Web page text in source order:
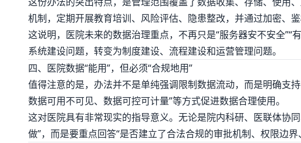
机制，定期开展教育培训、风险评估、隐患整改，并通过加密、
这说明，医院未来的数据治理重点，不再只是“服务器安不安全
系统建设问题，转变为制度建设、流程建设和运营管理问题。
四、医院数据“能用”，但必须“合规地用”
值得注意的是，办法并不是单纯强调限制数据流动，而是明确支
数据可用不可见、数据可控可计量”等方式促进数据合理使用。
这对医院具有非常现实的指导意义。无论是院内科研、医联体协
做”，而是要重点回答“是否建立了合法合规的审批机制、权限边界